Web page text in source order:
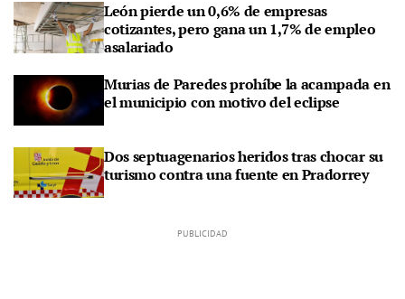
León pierde un 0,6% de empresas
cotizantes, pero gana un 1,7% de empleo
asalariado
Murias de Paredes prohíbe la acampada en
el municipio con motivo del eclipse
Dos septuagenarios heridos tras chocar su
turismo contra una fuente en Pradorrey